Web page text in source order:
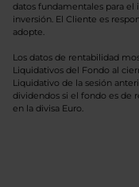
datos fundamentales para el
inversión. El Cliente es
adopte.
Los datos de rentabilidad
Liquidativos del Fondo al
Liquidativo de la sesión
dividendos si el fondo es de
en la divisa Euro.